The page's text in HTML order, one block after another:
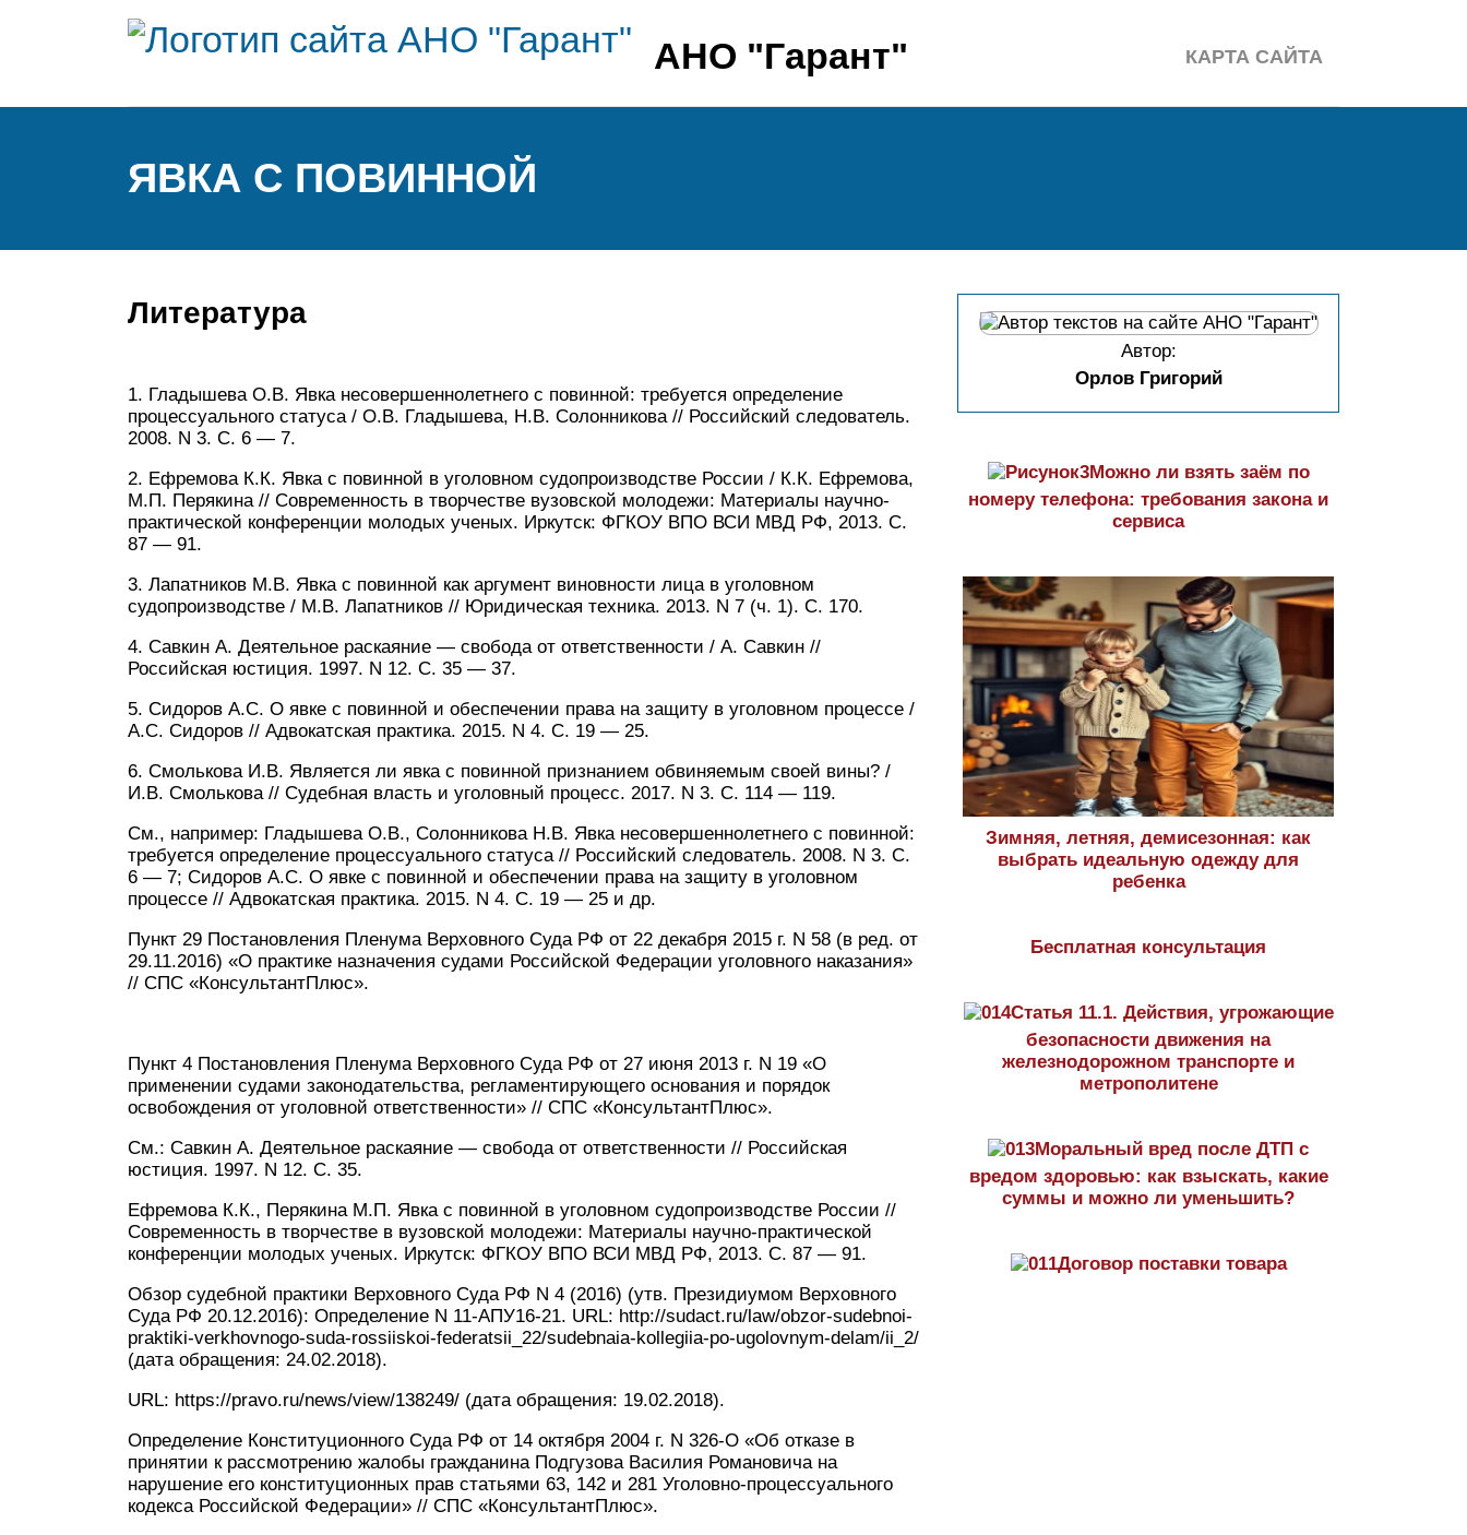
АНО "Гарант" КАРТА САЙТА
ЯВКА С ПОВИННОЙ
Литература
1. Гладышева О.В. Явка несовершеннолетнего с повинной: требуется определение
процессуального статуса / О.В. Гладышева, Н.В. Солонникова // Российский следователь.
2008. N 3. С. 6 — 7.
2. Ефремова К.К. Явка с повинной в уголовном судопроизводстве России / К.К. Ефремова,
М.П. Перякина // Современность в творчестве вузовской молодежи: Материалы научно-
практической конференции молодых ученых. Иркутск: ФГКОУ ВПО ВСИ МВД РФ, 2013. С.
87 — 91.
3. Лапатников М.В. Явка с повинной как аргумент виновности лица в уголовном
судопроизводстве / М.В. Лапатников // Юридическая техника. 2013. N 7 (ч. 1). С. 170.
4. Савкин А. Деятельное раскаяние — свобода от ответственности / А. Савкин //
Российская юстиция. 1997. N 12. С. 35 — 37.
5. Сидоров А.С. О явке с повинной и обеспечении права на защиту в уголовном процессе /
А.С. Сидоров // Адвокатская практика. 2015. N 4. С. 19 — 25.
6. Смолькова И.В. Является ли явка с повинной признанием обвиняемым своей вины? /
И.В. Смолькова // Судебная власть и уголовный процесс. 2017. N 3. С. 114 — 119.
См., например: Гладышева О.В., Солонникова Н.В. Явка несовершеннолетнего с повинной:
требуется определение процессуального статуса // Российский следователь. 2008. N 3. С.
6 — 7; Сидоров А.С. О явке с повинной и обеспечении права на защиту в уголовном
процессе // Адвокатская практика. 2015. N 4. С. 19 — 25 и др.
Пункт 29 Постановления Пленума Верховного Суда РФ от 22 декабря 2015 г. N 58 (в ред. от
29.11.2016) «О практике назначения судами Российской Федерации уголовного наказания»
// СПС «КонсультантПлюс».
Пункт 4 Постановления Пленума Верховного Суда РФ от 27 июня 2013 г. N 19 «О
применении судами законодательства, регламентирующего основания и порядок
освобождения от уголовной ответственности» // СПС «КонсультантПлюс».
См.: Савкин А. Деятельное раскаяние — свобода от ответственности // Российская
юстиция. 1997. N 12. С. 35.
Ефремова К.К., Перякина М.П. Явка с повинной в уголовном судопроизводстве России //
Современность в творчестве в вузовской молодежи: Материалы научно-практической
конференции молодых ученых. Иркутск: ФГКОУ ВПО ВСИ МВД РФ, 2013. С. 87 — 91.
Обзор судебной практики Верховного Суда РФ N 4 (2016) (утв. Президиумом Верховного
Суда РФ 20.12.2016): Определение N 11-АПУ16-21. URL: http://sudact.ru/law/obzor-sudebnoi-
praktiki-verkhovnogo-suda-rossiiskoi-federatsii_22/sudebnaia-kollegiia-po-ugolovnym-delam/ii_2/
(дата обращения: 24.02.2018).
URL: https://pravo.ru/news/view/138249/ (дата обращения: 19.02.2018).
Определение Конституционного Суда РФ от 14 октября 2004 г. N 326-О «Об отказе в
принятии к рассмотрению жалобы гражданина Подгузова Василия Романовича на
нарушение его конституционных прав статьями 63, 142 и 281 Уголовно-процессуального
кодекса Российской Федерации» // СПС «КонсультантПлюс».
Автор:
Орлов Григорий
Можно ли взять заём по
номеру телефона: требования закона и
сервиса
Зимняя, летняя, демисезонная: как
выбрать идеальную одежду для
ребенка
Бесплатная консультация
Статья 11.1. Действия, угрожающие
безопасности движения на
железнодорожном транспорте и
метрополитене
Моральный вред после ДТП с
вредом здоровью: как взыскать, какие
суммы и можно ли уменьшить?
Договор поставки товара